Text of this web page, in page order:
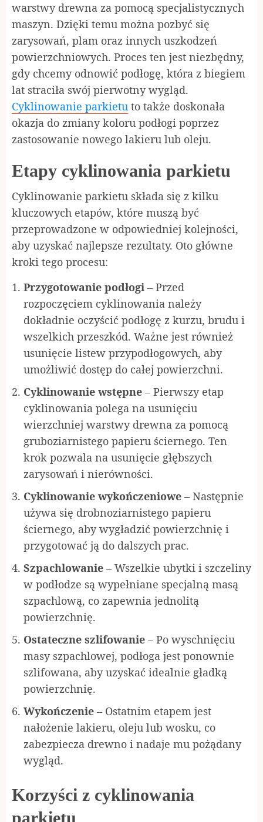
warstwy drewna za pomocą specjalistycznych
maszyn. Dzięki temu można pozbyć się
zarysowań, plam oraz innych uszkodzeń
powierzchniowych. Proces ten jest niezbędny,
gdy chcemy odnowić podłogę, która z biegiem
lat straciła swój pierwotny wygląd.
Cyklinowanie parkietu to także doskonała
okazja do zmiany koloru podłogi poprzez
zastosowanie nowego lakieru lub oleju.
Etapy cyklinowania parkietu
Cyklinowanie parkietu składa się z kilku
kluczowych etapów, które muszą być
przeprowadzone w odpowiedniej kolejności,
aby uzyskać najlepsze rezultaty. Oto główne
kroki tego procesu:
Przygotowanie podłogi – Przed
rozpoczęciem cyklinowania należy
dokładnie oczyścić podłogę z kurzu, brudu i
wszelkich przeszkód. Ważne jest również
usunięcie listew przypodłogowych, aby
umożliwić dostęp do całej powierzchni.
Cyklinowanie wstępne – Pierwszy etap
cyklinowania polega na usunięciu
wierzchniej warstwy drewna za pomocą
gruboziarnistego papieru ściernego. Ten
krok pozwala na usunięcie głębszych
zarysowań i nierówności.
Cyklinowanie wykończeniowe – Następnie
używa się drobnoziarnistego papieru
ściernego, aby wygładzić powierzchnię i
przygotować ją do dalszych prac.
Szpachlowanie – Wszelkie ubytki i szczeliny
w podłodze są wypełniane specjalną masą
szpachlową, co zapewnia jednolitą
powierzchnię.
Ostateczne szlifowanie – Po wyschnięciu
masy szpachlowej, podłoga jest ponownie
szlifowana, aby uzyskać idealnie gładką
powierzchnię.
Wykończenie – Ostatnim etapem jest
nałożenie lakieru, oleju lub wosku, co
zabezpiecza drewno i nadaje mu pożądany
wygląd.
Korzyści z cyklinowania
parkietu